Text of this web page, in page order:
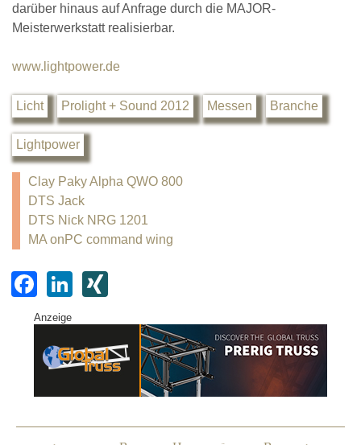
darüber hinaus auf Anfrage durch die MAJOR-
Meisterwerkstatt realisierbar.
www.lightpower.de
Licht Prolight + Sound 2012 Messen Branche
Lightpower
Clay Paky Alpha QWO 800
DTS Jack
DTS Nick NRG 1201
MA onPC command wing
F
a
c
e
o
Li
k
e
G
Anzeige